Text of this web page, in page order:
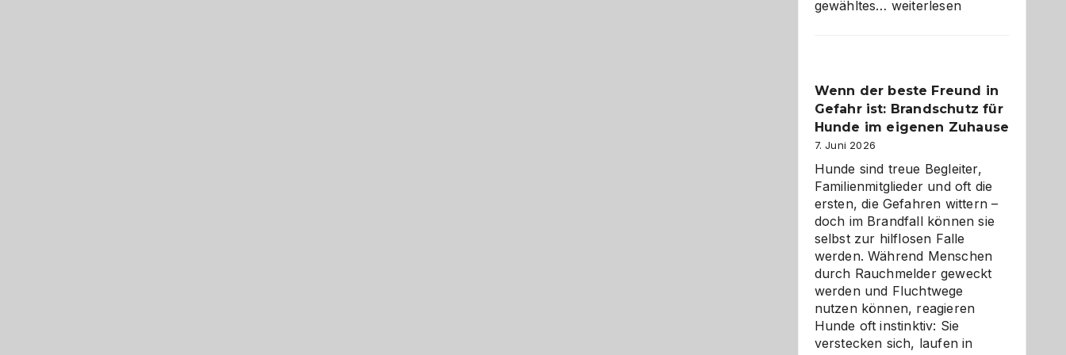
gewähltes… Abschied
und
herzlich
gestalten
weiterlesen
Wenn der beste Freund in
Gefahr ist: Brandschutz für
Hunde im eigenen Zuhause
7. Juni 2026
Hunde sind treue Begleiter,
Familienmitglieder und oft die
ersten, die Gefahren wittern –
doch im Brandfall können sie
selbst zur hilflosen Falle
werden. Während Menschen
durch Rauchmelder geweckt
werden und Fluchtwege
nutzen können, reagieren
Hunde oft instinktiv: Sie
verstecken sich, laufen in